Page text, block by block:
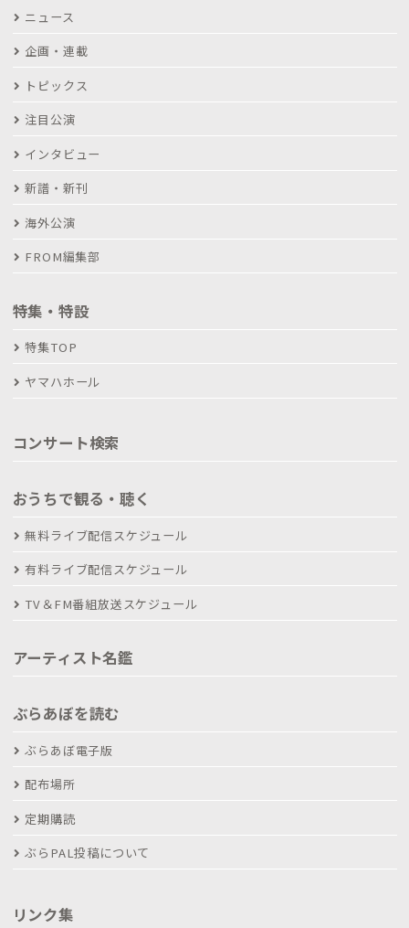
ニュース
企画・連載
トピックス
注目公演
インタビュー
新譜・新刊
海外公演
FROM編集部
特集・特設
特集TOP
ヤマハホール
コンサート検索
おうちで観る・聴く
無料ライブ配信スケジュール
有料ライブ配信スケジュール
TV＆FM番組放送スケジュール
アーティスト名鑑
ぶらあぼを読む
ぶらあぼ電子版
配布場所
定期購読
ぶらPAL投稿について
リンク集